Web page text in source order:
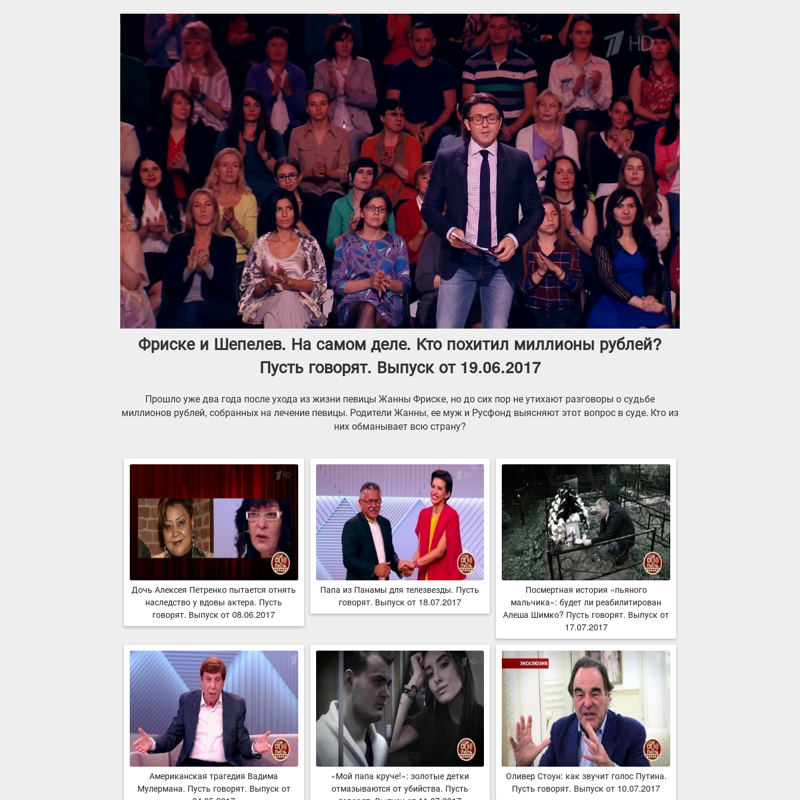
Фриске и Шепелев. На самом деле. Кто похитил миллионы рублей?
Пусть говорят. Выпуск от 19.06.2017
Прошло уже два года после ухода из жизни певицы Жанны Фриске, но до сих пор не утихают разговоры о судьбе
миллионов рублей, собранных на лечение певицы. Родители Жанны, ее муж и Русфонд выясняют этот вопрос в суде. Кто из
них обманывает всю страну?
Дочь Алексея Петренко пытается отнять
наследство у вдовы актера. Пусть
говорят. Выпуск от 08.06.2017
Папа из Панамы для телезвезды. Пусть
говорят. Выпуск от 18.07.2017
Посмертная история «пьяного
мальчика»: будет ли реабилитирован
Алеша Шимко? Пусть говорят. Выпуск от
17.07.2017
Американская трагедия Вадима
Мулермана. Пусть говорят. Выпуск от
«Мой папа круче!»: золотые детки
отмазываются от убийства. Пусть
Оливер Стоун: как звучит голос Путина.
Пусть говорят. Выпуск от 10.07.2017